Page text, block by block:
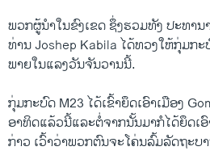
ພວກຜູ້ນໍາໃນຂົງເຂດ ຊຶ່ງຮວມທັງ ປະທາ
ທ່ານ Joshep Kabila ໄດ້ທວງໃຫ້ກຸ່ມກ
ພາຍໃນແລງວັນຈັນວານນີ້.
ກຸ່ມກະບົດ M23 ໄດ້ເຂົ້າຍຶດເອົາເມືອງ
ອາທິດແລ້ວນີ້ແລະຕໍ່ຈາກນັ້ນມາກໍໄດ້ຍຶດເ
ກ່າວ ເວົ້າວ່າພວກຕົນຈະໂຄ່ນລົ້ມລັດຖະບ